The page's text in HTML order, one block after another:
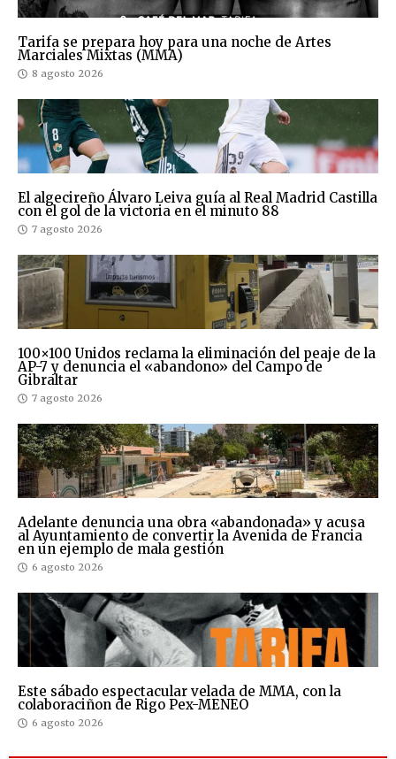
Tarifa se prepara hoy para una noche de Artes
Marciales Mixtas (MMA)
8 agosto 2026
El algecireño Álvaro Leiva guía al Real Madrid Castilla
con el gol de la victoria en el minuto 88
7 agosto 2026
100×100 Unidos reclama la eliminación del peaje de la
AP-7 y denuncia el «abandono» del Campo de
Gibraltar
7 agosto 2026
Adelante denuncia una obra «abandonada» y acusa
al Ayuntamiento de convertir la Avenida de Francia
en un ejemplo de mala gestión
6 agosto 2026
Este sábado espectacular velada de MMA, con la
colaboraciñon de Rigo Pex-MENEO
6 agosto 2026